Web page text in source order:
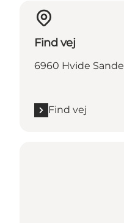
Find vej
6960 Hvide Sande
Find vej